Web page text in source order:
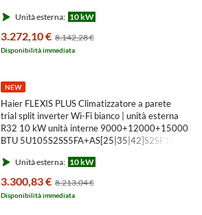
Unità esterna: 10 kW
3.272,10 € 8.142,28 €
Disponibilità immediata
NEW
Haier FLEXIS PLUS Climatizzatore a parete
trial split inverter Wi-Fi bianco | unità esterna
R32 10 kW unità interne 9000+12000+15000
BTU 5U105S2SS5FA+AS[25|35|42]S2SF1FA-
Unità esterna: 10 kW
3.300,83 € 8.213,04 €
Disponibilità immediata